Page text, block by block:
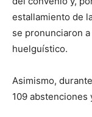
estallamiento de
se pronunciaron
huelguístico.
Asimismo,
109 abstenciones